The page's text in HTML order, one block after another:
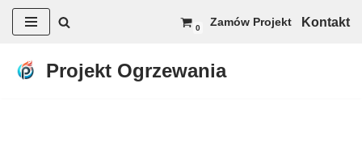
do
0 Zamów Projekt Kontakt
Projekt Ogrzewania